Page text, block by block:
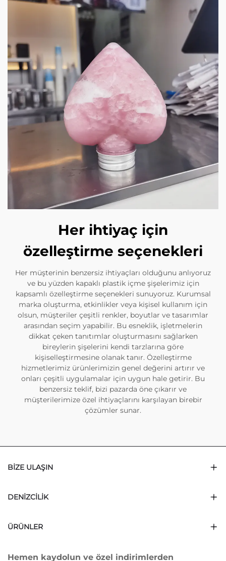
Her ihtiyaç için
özelleştirme seçenekleri
Her müşterinin benzersiz ihtiyaçları olduğunu anlıyoruz
ve bu yüzden kapaklı plastik içme şişelerimiz için
kapsamlı özelleştirme seçenekleri sunuyoruz. Kurumsal
marka oluşturma, etkinlikler veya kişisel kullanım için
olsun, müşteriler çeşitli renkler, boyutlar ve tasarımlar
arasından seçim yapabilir. Bu esneklik, işletmelerin
dikkat çeken tanıtımlar oluşturmasını sağlarken
bireylerin şişelerini kendi tarzlarına göre
kişiselleştirmesine olanak tanır. Özelleştirme
hizmetlerimiz ürünlerimizin genel değerini artırır ve
onları çeşitli uygulamalar için uygun hale getirir. Bu
benzersiz teklif, bizi pazarda öne çıkarır ve
müşterilerimize özel ihtiyaçlarını karşılayan birebir
çözümler sunar.
BIZE ULAŞIN
DENIZCILIK
ÜRÜNLER
Hemen kaydolun ve özel indirimlerden